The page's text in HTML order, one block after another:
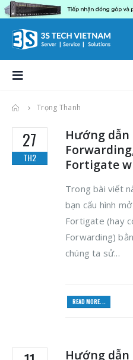
Trọng Thanh
27
TH2
Hướng
Fortigate
Trong bài viết
bạn cấu hình
Fortigate (hay
Forwarding)
chúng ta sử...
READ MORE...
Hướng